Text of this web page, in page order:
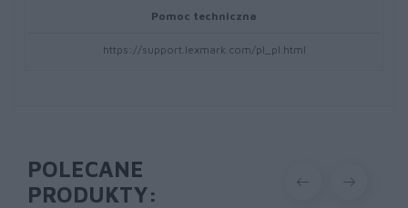
Pomoc techniczna
https://support.lexmark.com/pl_pl.html
POLECANE
PRODUKTY: